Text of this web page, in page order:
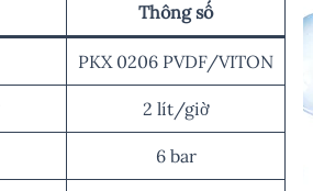
Thông số
PKX 0206 PVDF/VITON
2 lít/giờ
6 bar